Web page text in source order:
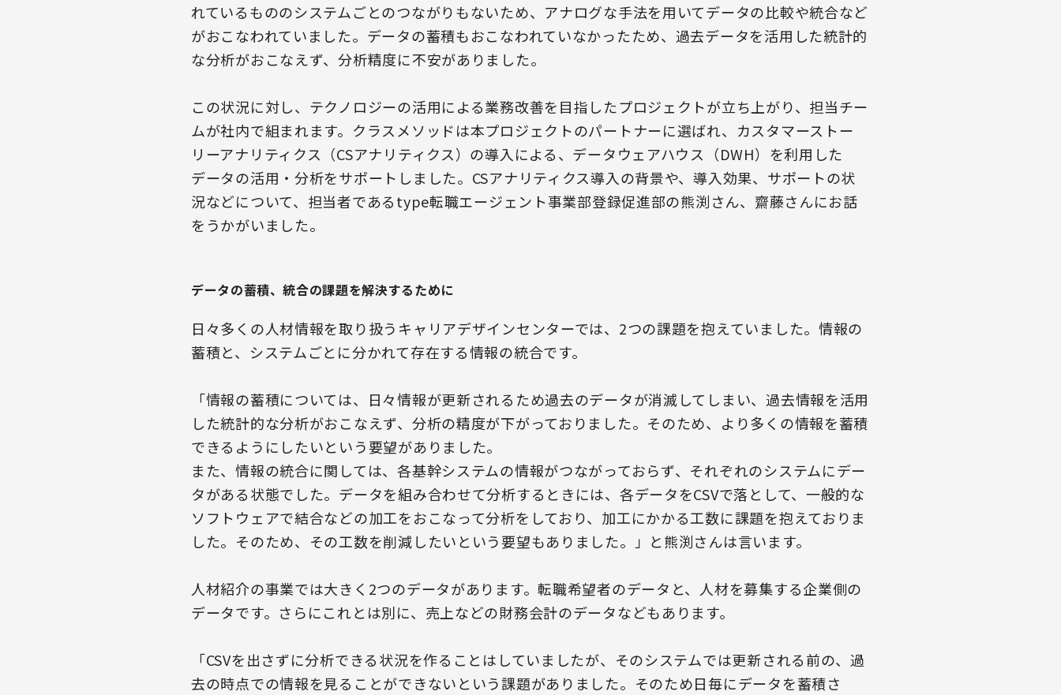
れているもののシステムごとのつながりもないため、アナログな手法を用いてデータの比較や統合など
がおこなわれていました。データの蓄積もおこなわれていなかったため、過去データを活用した統計的
な分析がおこなえず、分析精度に不安がありました。
この状況に対し、テクノロジーの活用による業務改善を目指したプロジェクトが立ち上がり、担当チー
ムが社内で組まれます。クラスメソッドは本プロジェクトのパートナーに選ばれ、カスタマーストー
リーアナリティクス（CSアナリティクス）の導入による、データウェアハウス（DWH）を利用した
データの活用・分析をサポートしました。CSアナリティクス導入の背景や、導入効果、サポートの状
況などについて、担当者であるtype転職エージェント事業部登録促進部の熊渕さん、齋藤さんにお話
をうかがいました。
データの蓄積、統合の課題を解決するために
日々多くの人材情報を取り扱うキャリアデザインセンターでは、2つの課題を抱えていました。情報の
蓄積と、システムごとに分かれて存在する情報の統合です。
「情報の蓄積については、日々情報が更新されるため過去のデータが消滅してしまい、過去情報を活用
した統計的な分析がおこなえず、分析の精度が下がっておりました。そのため、より多くの情報を蓄積
できるようにしたいという要望がありました。
また、情報の統合に関しては、各基幹システムの情報がつながっておらず、それぞれのシステムにデー
タがある状態でした。データを組み合わせて分析するときには、各データをCSVで落として、一般的な
ソフトウェアで結合などの加工をおこなって分析をしており、加工にかかる工数に課題を抱えておりま
した。そのため、その工数を削減したいという要望もありました。」と熊渕さんは言います。
人材紹介の事業では大きく2つのデータがあります。転職希望者のデータと、人材を募集する企業側の
データです。さらにこれとは別に、売上などの財務会計のデータなどもあります。
「CSVを出さずに分析できる状況を作ることはしていましたが、そのシステムでは更新される前の、過
去の時点での情報を見ることができないという課題がありました。そのため日毎にデータを蓄積さ